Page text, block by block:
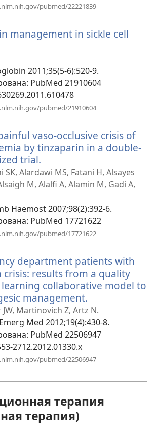
pubmed/22221839
окне)
management in sickle cell
2011;35(5-6):520-9.
‎: PubMed 21910604
pubmed/21910604
окне)
vaso-occlusive crisis of
by tinzaparin in a double-
trial.
в
новом
SK, Alardawi MS, Fatani H, Alsayes
M, Alalfi A, Alamin M, Gadi A,
Haemost 2007;98(2):392-6.
‎: PubMed 17721622
pubmed/17721622
окне)
department patients with
crisis: results from a quality
collaborative model to
management.
в
новом
окне)
Martinovich Z, Artz N.
Med 2012;19(4):430-8.
‎: PubMed 22506947
2712.2012.01330.x
pubmed/22506947
терапия
терапия)